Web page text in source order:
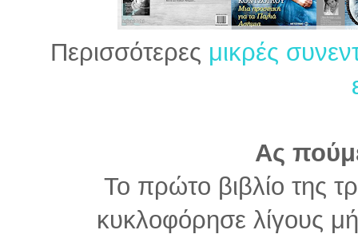
Περισσότερες μικρές
Ας
Το πρώτο βιβλίο της
κυκλοφόρησε λίγους